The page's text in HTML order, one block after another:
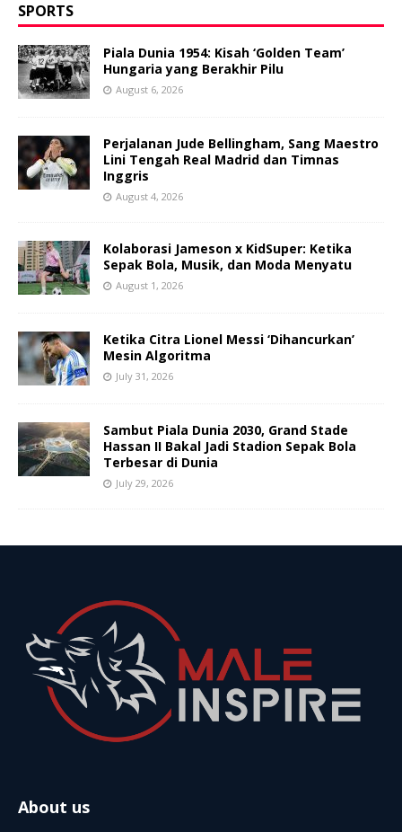
SPORTS
Piala Dunia 1954: Kisah ‘Golden Team’
Hungaria yang Berakhir Pilu
August 6, 2026
Perjalanan Jude Bellingham, Sang Maestro
Lini Tengah Real Madrid dan Timnas
Inggris
August 4, 2026
Kolaborasi Jameson x KidSuper: Ketika
Sepak Bola, Musik, dan Moda Menyatu
August 1, 2026
Ketika Citra Lionel Messi ‘Dihancurkan’
Mesin Algoritma
July 31, 2026
Sambut Piala Dunia 2030, Grand Stade
Hassan II Bakal Jadi Stadion Sepak Bola
Terbesar di Dunia
July 29, 2026
About us